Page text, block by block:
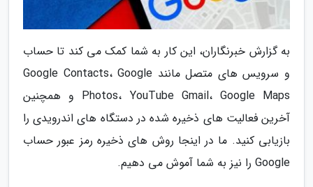
به گزارش خبرنگاران، این کار به شما کمک می کند تا حساب
و سرویس های متصل مانند Google Contacts، Google
Photos، YouTube Gmail، Google Maps و همچنین
آخرین فعالیت های ذخیره شده در دستگاه های اندرویدی را
بازیابی کنید. ما در اینجا روش های ذخیره رمز عبور حساب
Google را نیز به شما آموش می دهیم.